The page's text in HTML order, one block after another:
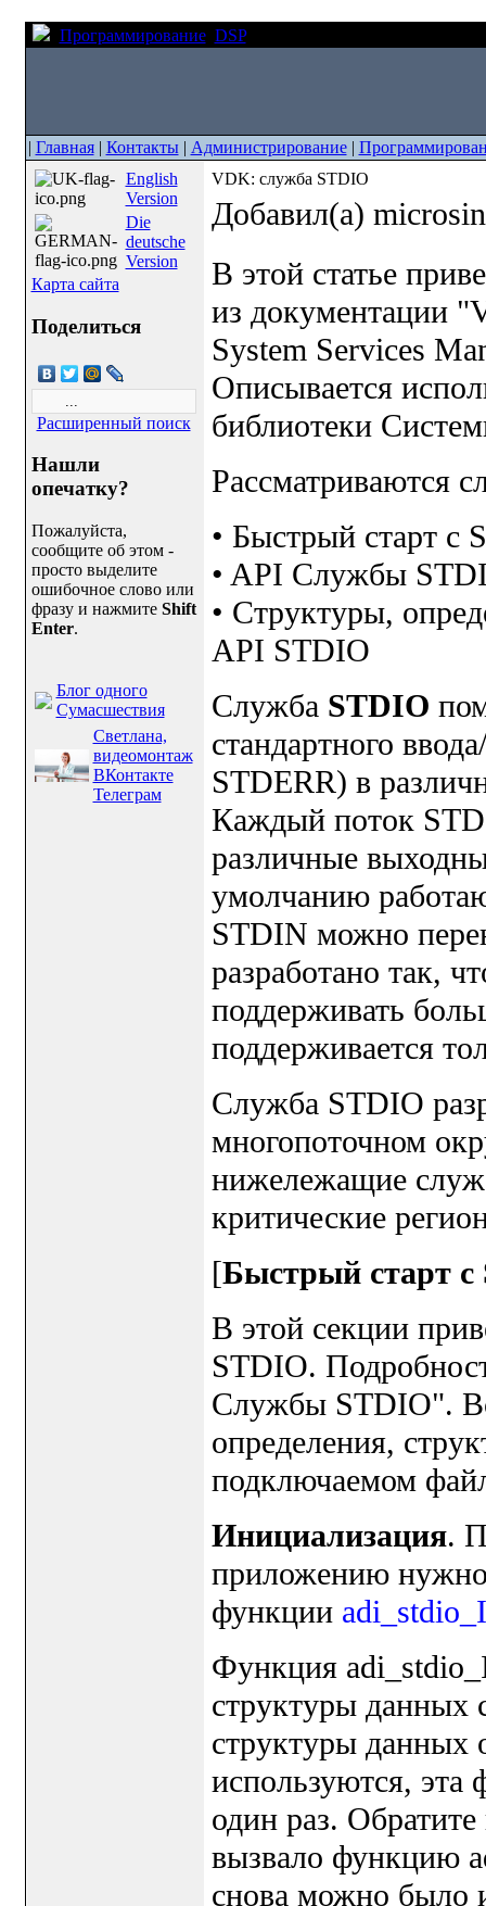
Программирование DSP
| Главная| Контакты| Администрирование|
English
Version
Die
deutsche
Version
Карта сайта
Поделиться
Расширенный поиск
Нашли
опечатку?
Пожалуйста,
сообщите об этом -
просто выделите
ошибочное слово или
фразу и нажмите Shift
Enter.
Блог одного
Сумасшествия
Светлана,
видеомонтаж
ВКонтакте
Телеграм
VDK: служба STDIO
Добавил(а)
В этой статье
из документации
System Services
Описывается
библиотеки
Рассматриваются
• Быстрый старт с
• API Службы
• Структуры,
API STDIO
Служба STDIO
стандартного
STDERR) в
Каждый поток
различные
умолчанию
STDIN можно
разработано так,
поддерживать
поддерживается
Служба STDIO
многопоточном
нижележащие
критические
[Быстрый старт с
В этой секции
STDIO.
Службы STDIO".
определения,
подключаемом
Инициализация.
приложению нужно
функции
Функция
структуры
структуры данных
используются, эта
один раз.
вызвало функцию
снова можно было